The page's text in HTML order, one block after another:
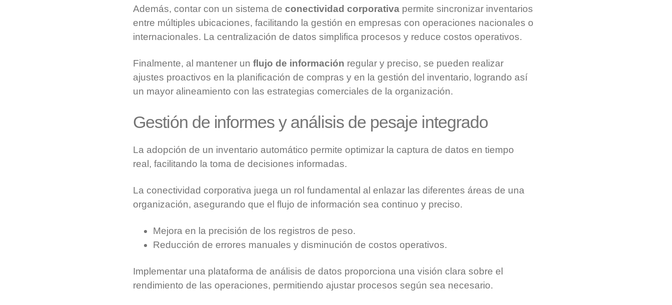
Además, contar con un sistema de conectividad corporativapermite sincronizar inventarios
entre múltiples ubicaciones, facilitando la gestión en empresas con operaciones nacionales o
internacionales. La centralización de datos simplifica procesos y reduce costos operativos.
Finalmente, al mantener un flujo de información regular y preciso, se pueden realizar
ajustes proactivos en la planificación de compras y en la gestión del inventario, logrando así
un mayor alineamiento con las estrategias comerciales de la organización.
Gestión de informes y análisis de pesaje integrado
La adopción de un inventario automático permite optimizar la captura de datos en tiempo
real, facilitando la toma de decisiones informadas.
La conectividad corporativa juega un rol fundamental al enlazar las diferentes áreas de una
organización, asegurando que el flujo de información sea continuo y preciso.
Mejora en la precisión de los registros de peso.
Reducción de errores manuales y disminución de costos operativos.
Implementar una plataforma de análisis de datos proporciona una visión clara sobre el
rendimiento de las operaciones, permitiendo ajustar procesos según sea necesario.